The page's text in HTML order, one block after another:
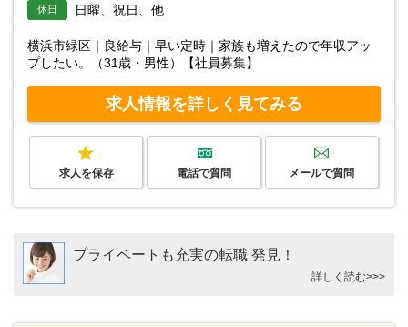
休日 日曜、祝日、他
横浜市緑区｜良給与｜早い定時｜家族も増えたので年収アッ
プしたい。（31歳・男性）【社員募集】
求人情報を詳しく見てみる
求人を保存 電話で質問 メールで質問
プライベートも充実の転職 発見！
詳しく読む>>>